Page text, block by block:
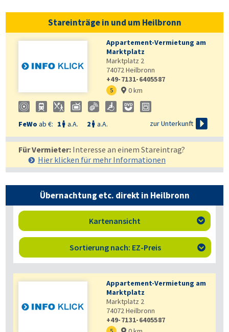
Stareinträge in und um Heilbronn
Appartement-Vermietung am
Marktplatz
Marktplatz 2
74072Heilbronn
+49-7131-6405587
5  0 km
FeWo ab €: 1  a.A. 2  a.A. zur Unterkunft 
Für Vermieter: Interesse an einem Stareintrag?
Hier klicken für mehr Informationen
Übernachtung etc. direkt in Heilbronn
Kartenansicht 
Sortierung nach: EZ-Preis 
Appartement-Vermietung am
Marktplatz
Marktplatz 2
74072Heilbronn
+49-7131-6405587